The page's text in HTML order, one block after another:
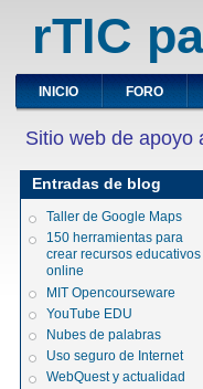
rTIC
INICIO FORO
Sitio web de apoyo
Entradas de blog
Taller de Google Maps
150 herramientas para
crear recursos educativos
online
MIT Opencourseware
YouTube EDU
Nubes de palabras
Uso seguro de Internet
WebQuest y actualidad